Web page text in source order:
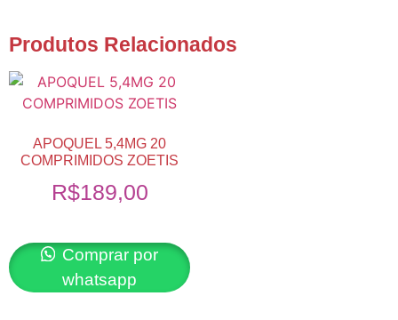
Produtos Relacionados
APOQUEL 5,4MG 20
COMPRIMIDOS ZOETIS
R$189,00
Comprar por
whatsapp